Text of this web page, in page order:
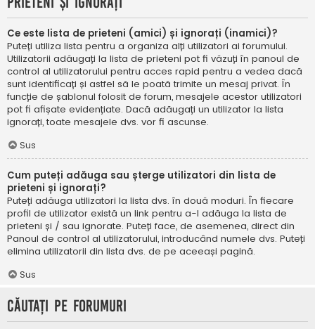
Ce este lista de prieteni (amici) și ignorați (inamici)?
Puteți utiliza lista pentru a organiza alți utilizatori ai forumului.
Utilizatorii adăugați la lista de prieteni pot fi văzuți în panoul de
control al utilizatorului pentru acces rapid pentru a vedea dacă
sunt identificați și astfel să le poată trimite un mesaj privat. În
funcție de șablonul folosit de forum, mesajele acestor utilizatori
pot fi afișate evidențiate. Dacă adăugați un utilizator la lista
ignorați, toate mesajele dvs. vor fi ascunse.
Sus
Cum puteți adăuga sau șterge utilizatori din lista de
prieteni și ignorați?
Puteți adăuga utilizatori la lista dvs. în două moduri. În fiecare
profil de utilizator există un link pentru a-l adăuga la lista de
prieteni și / sau ignorate. Puteți face, de asemenea, direct din
Panoul de control al utilizatorului, introducând numele dvs. Puteți
elimina utilizatorii din lista dvs. de pe aceeași pagină.
Sus
Căutați pe forumuri